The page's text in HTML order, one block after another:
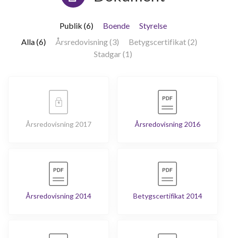
Publik (6) Boende
Styrelse
Alla (6)
Årsredovisning (3)
Betygscertifikat (2)
Stadgar (1)
Årsredovisning 2017 Årsredovisning 2016
Årsredovisning 2014 Betygscertifikat 2014